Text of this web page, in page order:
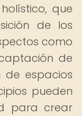
que
de los
como
de
espacios
pueden
para crear